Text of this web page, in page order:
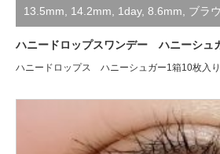
13.5mm 14.2mm 1day, 8.6mm ブラ
度なし,装着レポ
ハニードロップスワンデー ハニーシュ
ハニードロップス ハニーシュガー1箱10枚入り